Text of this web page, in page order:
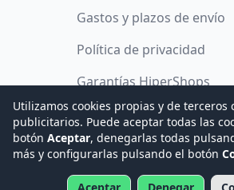
Gastos y plazos de envío
Política de privacidad
Garantías HiperShops
Política de cookies
© 2008 -2026Hogar Digital e
Utilizamos cookies propias y de terceros
publicitarios. Puede aceptar todas las
botón Aceptar, denegarlas todas
más y configurarlas pulsando el botón